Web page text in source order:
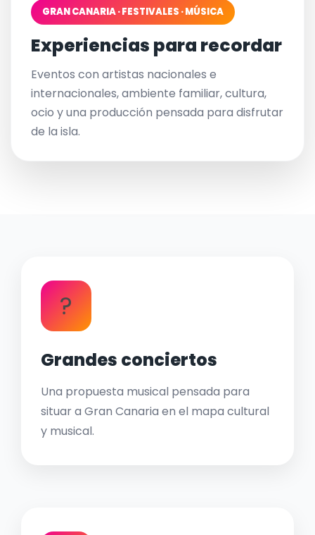
GRAN CANARIA · FESTIVALES · MÚSICA
Experiencias para recordar
Eventos con artistas nacionales e
internacionales, ambiente familiar, cultura,
ocio y una producción pensada para disfrutar
de la isla.
?
Grandes conciertos
Una propuesta musical pensada para
situar a Gran Canaria en el mapa cultural
y musical.